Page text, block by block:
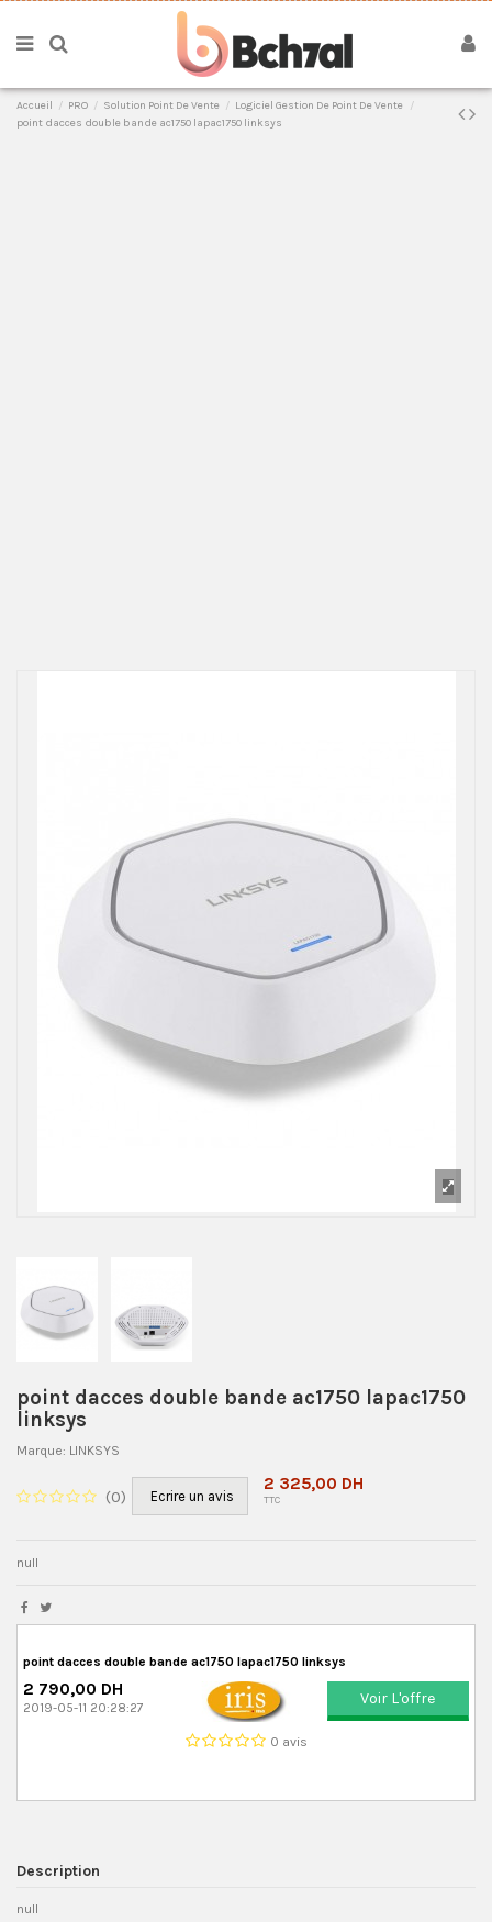
Accueil PRO Solution Point De Vente
Logiciel Gestion De Point De Vente
point dacces double bande ac1750 lapac1750 linksys
point dacces double bande ac1750 lapac1750
linksys
Marque: LINKSYS
(0) Ecrire un avis
2 325,00 DH
TTC
null
point dacces double bande ac1750 lapac1750 linksys
2 790,00 DH
2019-05-11 20:28:27
0 avis
Voir L'offre
Description
null